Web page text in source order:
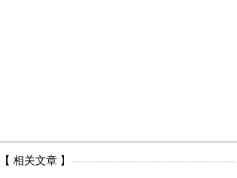
【 相关文章 】 ------------------------------------------------